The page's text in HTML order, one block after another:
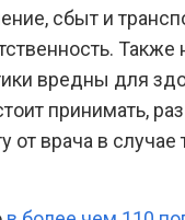
сбыт и
Также
вредны для
принимать,
от врача в